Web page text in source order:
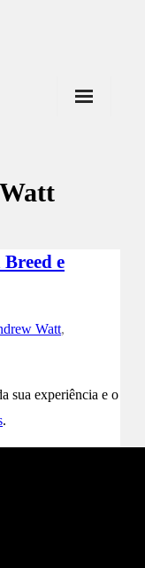
e
Watt,
sua experiência e o
.